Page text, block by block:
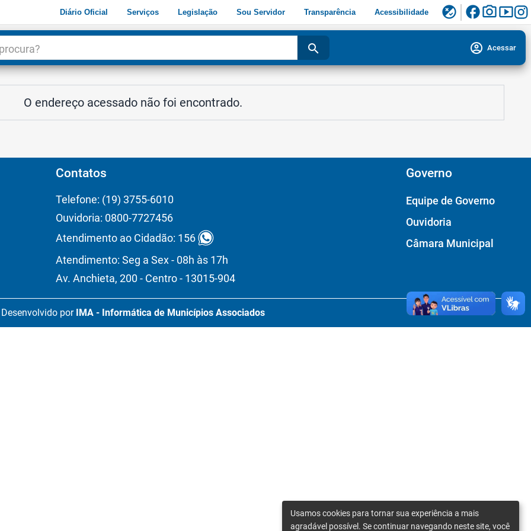
Diário Oficial Serviços Legislação Sou Servidor Transparência Acessibilidade flaky facebookphoto_camerasmart_display
search account_circle Acessar
O endereço acessado não foi encontrado.
Contatos
Telefone: (19) 3755-6010
Ouvidoria: 0800-7727456
Atendimento ao Cidadão: 156
Atendimento: Seg a Sex - 08h às 17h
Av. Anchieta, 200 - Centro - 13015-904
Governo
Equipe de Governo
Ouvidoria
Câmara Municipal
Desenvolvido por IMA - Informática de Municípios Associados
Usamos cookies para tornar sua experiência a mais
agradável possível. Se continuar navegando neste site, você